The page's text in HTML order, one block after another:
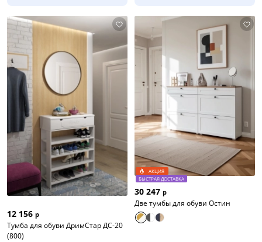
12 156 р
Тумба для обуви ДримСтар ДС-20
(800)
АКЦИЯ
БЫСТРАЯ ДОСТАВКА
30 247 р
Две тумбы для обуви Остин